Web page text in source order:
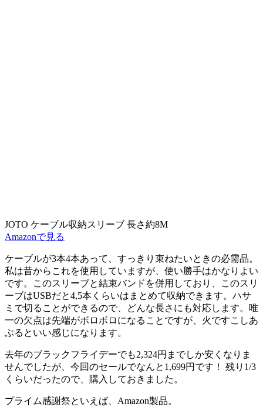
JOTO ケーブル収納スリーブ 長さ約8M
Amazonで見る
ケーブルが3本4本あって、すっきり束ねたいときの必需品。
私は昔からこれを使用していますが、使い勝手はかなりよい
です。このスリーブと結束バンドを併用しており、このスリ
ーブはUSBだと4,5本くらいはまとめて収納できます。ハサ
ミで切ることができるので、どんな長さにも対応します。唯
一の欠点は先端がボロボロになることですが、火ですこしあ
ぶるといい感じになります。
去年のブラックフライデーでも2,324円までしか安くなりま
せんでしたが、今回のセールでなんと1,699円です！ 残り1/3
くらいだったので、購入しておきました。
プライム感謝祭といえば、Amazon製品。